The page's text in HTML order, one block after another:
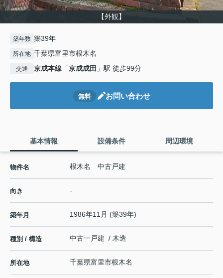
【外観】
築年数 築39年
所在地 千葉県富里市根木名
交通 京成本線 「京成成田 」駅 徒歩99分
無料 お問い合わせ
基本情報 設備条件 周辺環境
物件名 根木名 中古戸建
向き -
築年月 1986年11月 (築39年)
種別 / 構造 中古一戸建 / 木造
所在地 千葉県富里市根木名